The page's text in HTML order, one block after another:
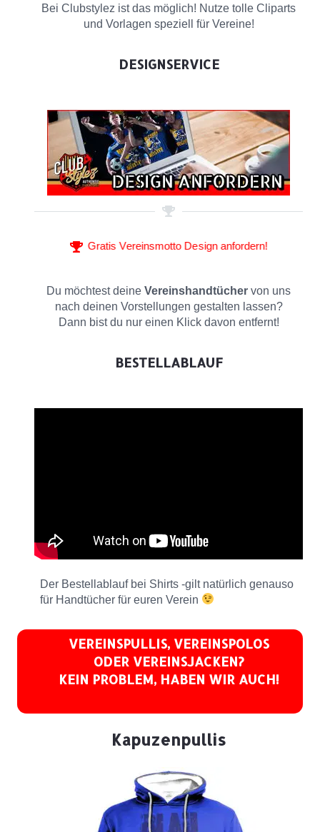
Bei Clubstylez ist das möglich! Nutze tolle Cliparts
und Vorlagen speziell für Vereine!
DESIGNSERVICE
Gratis Vereinsmotto Design anfordern!
Du möchtest deine Vereinshandtücher von uns
nach deinen Vorstellungen gestalten lassen?
Dann bist du nur einen Klick davon entfernt!
BESTELLABLAUF
Der Bestellablauf bei Shirts -gilt natürlich genauso
für Handtücher für euren Verein
VEREINSPULLIS, VEREINSPOLOS
ODER VEREINSJACKEN?
KEIN PROBLEM, HABEN WIR AUCH!
Kapuzenpullis